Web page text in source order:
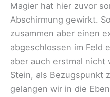
Magier hat hier zuvor
Abschirmung gewirkt.
zusammen aber einen
abgeschlossen im Feld
aber auch erstmal nicht
Stein, als Bezugspunkt
gelangen wir in die